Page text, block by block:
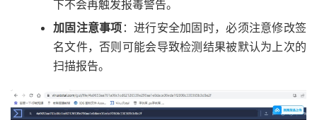
下不会再触发报毒警告。
加固注意事项 ：进行安全加固时，必须注意修改签
名文件，否则可能会导致检测结果被默认为上次的
扫描报告。